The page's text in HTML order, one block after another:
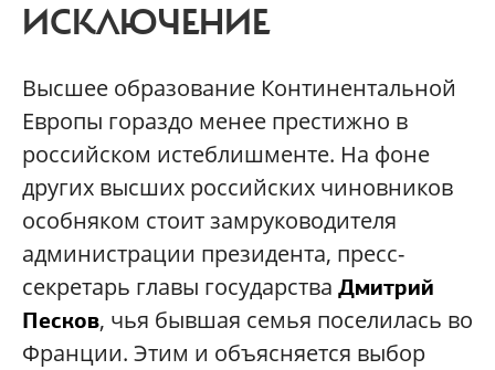
ИСКЛЮЧЕНИЕ
Высшее образование Континентальной
Европы гораздо менее престижно в
российском истеблишменте. На фоне
других высших российских чиновников
особняком стоит замруководителя
администрации президента, пресс-
секретарь главы государства Дмитрий
Песков, чья бывшая семья поселилась во
Франции. Этим и объясняется выбор